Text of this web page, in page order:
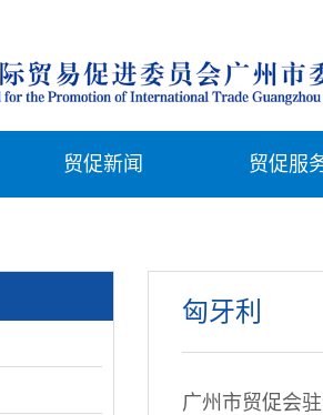
贸促新闻 贸促服
匈牙利
广州市贸促会